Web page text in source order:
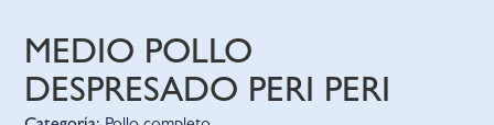
MEDIO POLLO
DESPRESADO PERI PERI